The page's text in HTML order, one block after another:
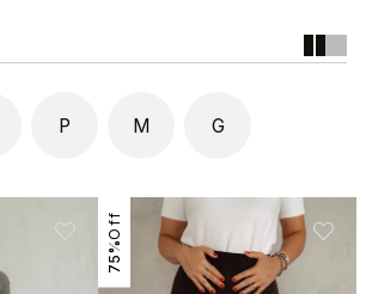
P M G
75%